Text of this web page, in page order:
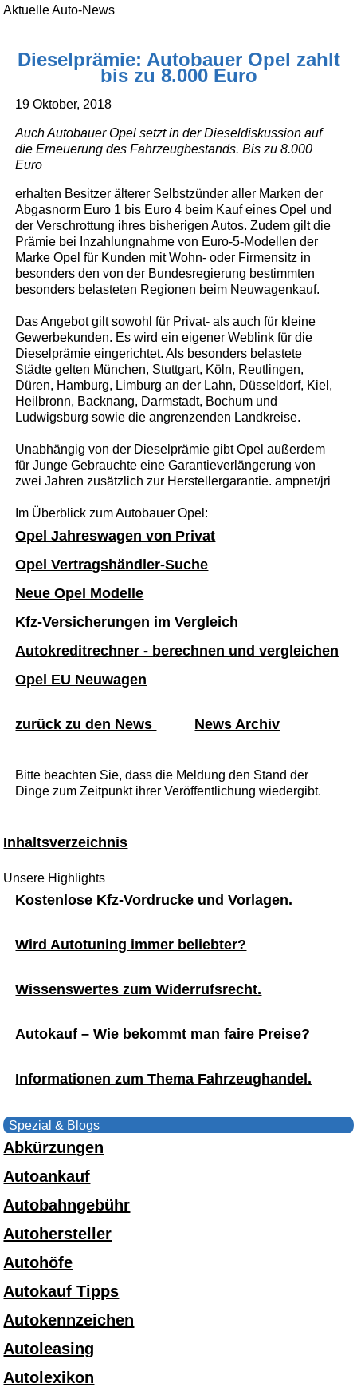
Aktuelle Auto-News
Dieselprämie: Autobauer Opel zahlt
bis zu 8.000 Euro
19 Oktober, 2018
Auch Autobauer Opel setzt in der Dieseldiskussion auf
die Erneuerung des Fahrzeugbestands. Bis zu 8.000
Euro
erhalten Besitzer älterer Selbstzünder aller Marken der
Abgasnorm Euro 1 bis Euro 4 beim Kauf eines Opel und
der Verschrottung ihres bisherigen Autos. Zudem gilt die
Prämie bei Inzahlungnahme von Euro-5-Modellen der
Marke Opel für Kunden mit Wohn- oder Firmensitz in
besonders den von der Bundesregierung bestimmten
besonders belasteten Regionen beim Neuwagenkauf.
Das Angebot gilt sowohl für Privat- als auch für kleine
Gewerbekunden. Es wird ein eigener Weblink für die
Dieselprämie eingerichtet. Als besonders belastete
Städte gelten München, Stuttgart, Köln, Reutlingen,
Düren, Hamburg, Limburg an der Lahn, Düsseldorf, Kiel,
Heilbronn, Backnang, Darmstadt, Bochum und
Ludwigsburg sowie die angrenzenden Landkreise.
Unabhängig von der Dieselprämie gibt Opel außerdem
für Junge Gebrauchte eine Garantieverlängerung von
zwei Jahren zusätzlich zur Herstellergarantie. ampnet/jri
Im Überblick zum Autobauer Opel:
Opel Jahreswagen von Privat
Opel Vertragshändler-Suche
Neue Opel Modelle
Kfz-Versicherungen im Vergleich
Autokreditrechner - berechnen und vergleichen
Opel EU Neuwagen
zurück zu den News News Archiv
Bitte beachten Sie, dass die Meldung den Stand der
Dinge zum Zeitpunkt ihrer Veröffentlichung wiedergibt.
Inhaltsverzeichnis
Unsere Highlights
Kostenlose Kfz-Vordrucke und Vorlagen.
Wird Autotuning immer beliebter?
Wissenswertes zum Widerrufsrecht.
Autokauf – Wie bekommt man faire Preise?
Informationen zum Thema Fahrzeughandel.
Spezial & Blogs
Abkürzungen
Autoankauf
Autobahngebühr
Autohersteller
Autohöfe
Autokauf Tipps
Autokennzeichen
Autoleasing
Autolexikon